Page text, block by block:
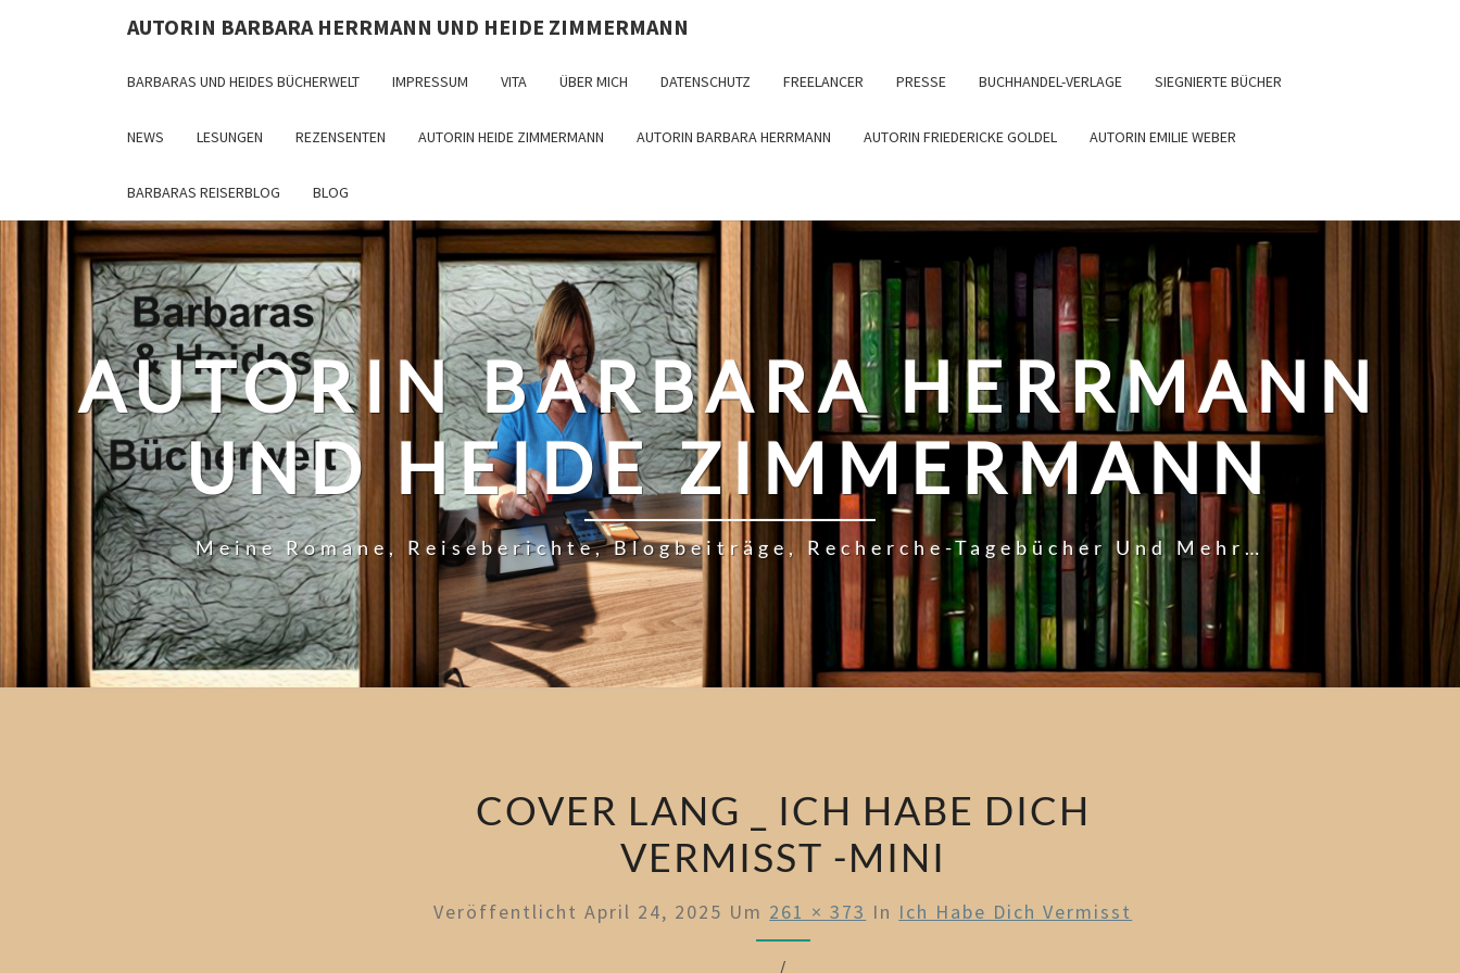
AUTORIN BARBARA HERRMANN UND HEIDE ZIMMERMANN
BARBARAS UND HEIDES BÜCHERWELT IMPRESSUM VITA ÜBER MICH DATENSCHUTZ FREELANCER PRESSE BUCHHANDEL-VERLAGE SIEGNIERTE BÜCHER
NEWS LESUNGEN REZENSENTEN AUTORIN HEIDE ZIMMERMANN AUTORIN BARBARA HERRMANN AUTORIN FRIEDERICKE GOLDEL AUTORIN EMILIE WEBER
BARBARAS REISERBLOG BLOG
AUTORIN BARBARA HERRMANN
UND HEIDE ZIMMERMANN
Meine Romane, Reiseberichte, Blogbeiträge, Recherche-Tagebücher Und Mehr…
COVER LANG _ ICH HABE DICH
VERMISST -MINI
VeröffentlichtApril 24, 2025 Um 261 × 373 In Ich Habe Dich Vermisst